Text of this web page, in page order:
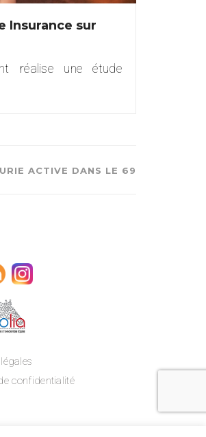
Insurance sur
réalise une étude
ACTIVE DANS LE 69
confidentialité